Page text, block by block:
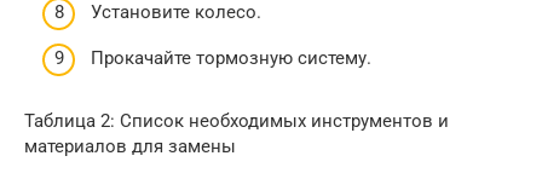
Установите колесо.
Прокачайте тормозную систему.
Таблица 2: Список необходимых инструментов и
материалов для замены